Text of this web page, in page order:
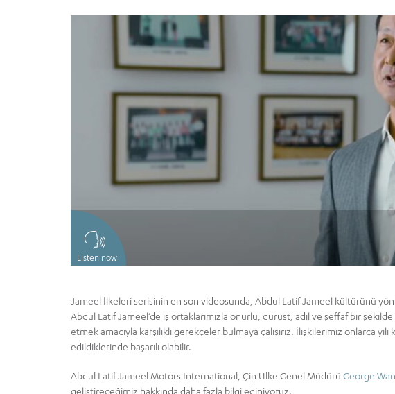
Listen now
Jameel İlkeleri serisinin en son videosunda, Abdul Latif Jameel kültürünü
Abdul Latif Jameel’de iş ortaklarımızla onurlu, dürüst, adil ve şeffaf bir
etmek amacıyla karşılıklı gerekçeler bulmaya çalışırız. İlişkilerimiz onlarca
edildiklerinde başarılı olabilir.
Abdul Latif Jameel Motors International, Çin Ülke Genel Müdürü George
geliştireceğimiz hakkında daha fazla bilgi ediniyoruz.